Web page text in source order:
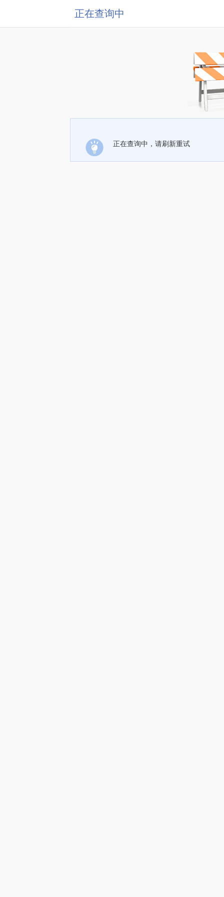
正在查询中
正在查询中，请刷新重试